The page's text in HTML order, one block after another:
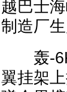
越巴士
制造厂
轰-6K
翼挂架